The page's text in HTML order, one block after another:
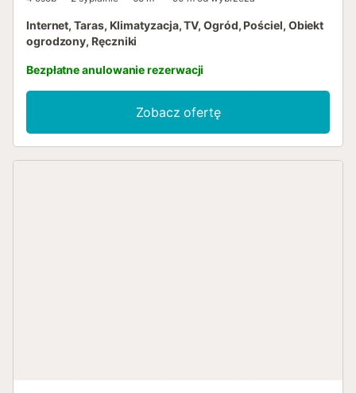
Internet, Taras, Klimatyzacja, TV, Ogród, Pościel, Obiekt
ogrodzony, Ręczniki
Bezpłatne anulowanie rezerwacji
Zobacz ofertę